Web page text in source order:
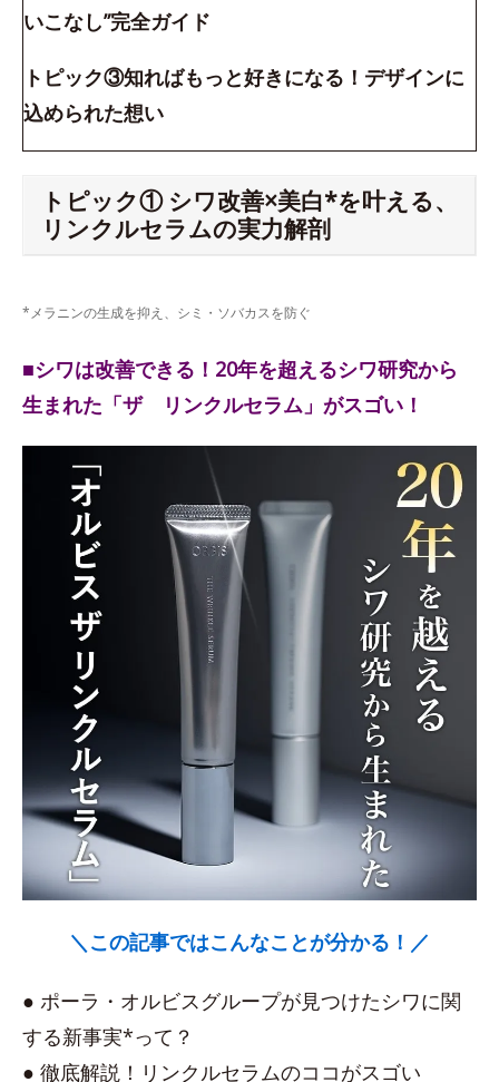
いこなし”完全ガイド
トピック③知ればもっと好きになる！デザインに
込められた想い
トピック① シワ改善×美白*を叶える、
リンクルセラムの実力解剖
*メラニンの生成を抑え、シミ・ソバカスを防ぐ
■シワは改善できる！20年を超えるシワ研究から
生まれた「ザ リンクルセラム」がスゴい！
＼この記事ではこんなことが分かる！／
● ポーラ・オルビスグループが見つけたシワに関
する新事実*って？
● 徹底解説！リンクルセラムのココがスゴい